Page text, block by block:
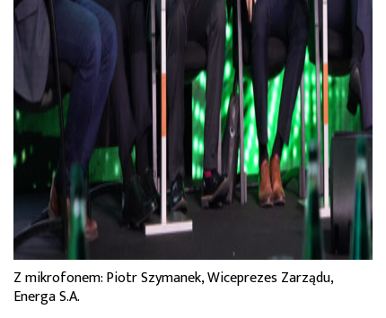
Z mikrofonem: Piotr Szymanek, Wiceprezes Zarządu,
Energa S.A.